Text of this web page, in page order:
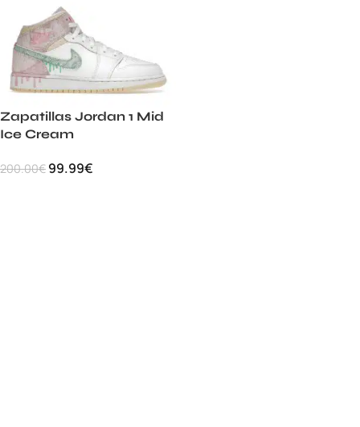
Zapatillas Jordan 1 Mid
Ice Cream
200.00€ 99.99€